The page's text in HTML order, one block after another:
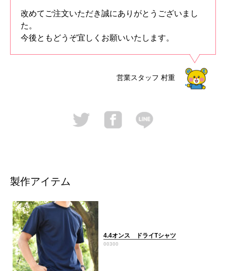
改めてご注文いただき誠にありがとうございまし
た。
今後ともどうぞ宜しくお願いいたします。
営業スタッフ 村重
製作アイテム
4.4オンス ドライTシャツ
00300